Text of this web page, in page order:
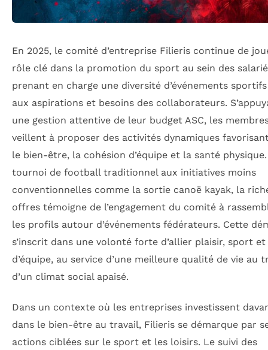
En 2025, le comité d’entreprise Filieris continue de
rôle clé dans la promotion du sport au sein des
prenant en charge une diversité d’événements
aux aspirations et besoins des collaborateurs.
une gestion attentive de leur budget ASC, les
veillent à proposer des activités dynamiques
le bien-être, la cohésion d’équipe et la santé
tournoi de football traditionnel aux initiatives moins
conventionnelles comme la sortie canoë kayak, la
offres témoigne de l’engagement du comité à
les profils autour d’événements fédérateurs. Cette
s’inscrit dans une volonté forte d’allier plaisir, sport et
d’équipe, au service d’une meilleure qualité de vie au
d’un climat social apaisé.
Dans un contexte où les entreprises investissent
dans le bien-être au travail, Filieris se démarque par
actions ciblées sur le sport et les loisirs. Le suivi des